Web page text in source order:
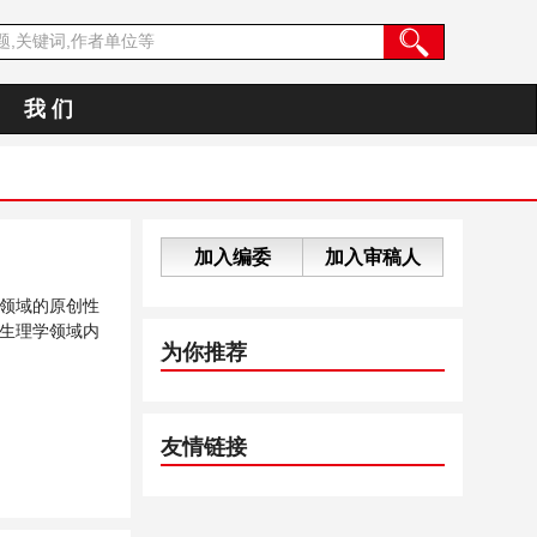
我 们
域的原创性
理学领域内
加入编委 加入审稿人
为你推荐
友情链接